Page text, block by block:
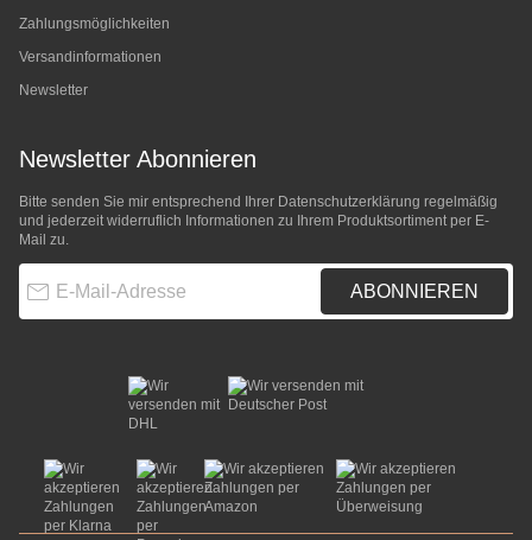
Zahlungsmöglichkeiten
Versandinformationen
Newsletter
Newsletter Abonnieren
Bitte senden Sie mir entsprechend Ihrer Datenschutzerklärung regelmäßig
und jederzeit widerruflich Informationen zu Ihrem Produktsortiment per E-
Mail zu.
ABONNIEREN